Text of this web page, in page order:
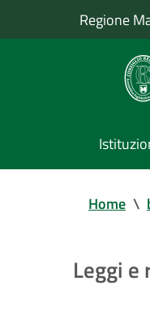
Regione
Home \
Leggi